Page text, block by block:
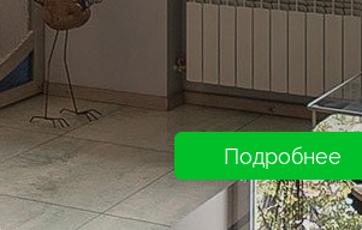
Подробнее